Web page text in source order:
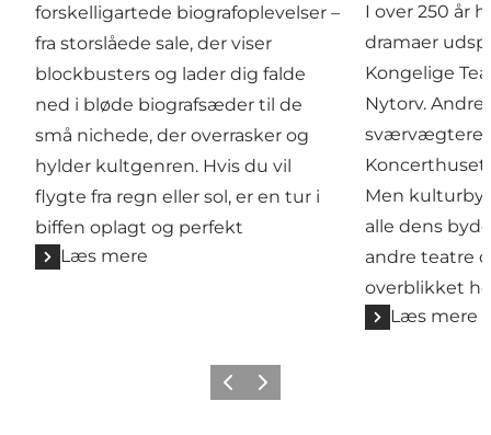
forskelligartede biografoplevelser –
fra storslåede sale, der viser
blockbusters og lader dig falde
ned i bløde biografsæder til de
små nichede, der overrasker og
hylder kultgenren. Hvis du vil
flygte fra regn eller sol, er en tur i
biffen oplagt og perfekt
Læs mere
I over 250 år
dramaer
Kongelige
Nytorv.
sværvægtere
Koncerthuset
Men
alle dens
andre teatre
overblikket
Læs mere
ForrigeNæste